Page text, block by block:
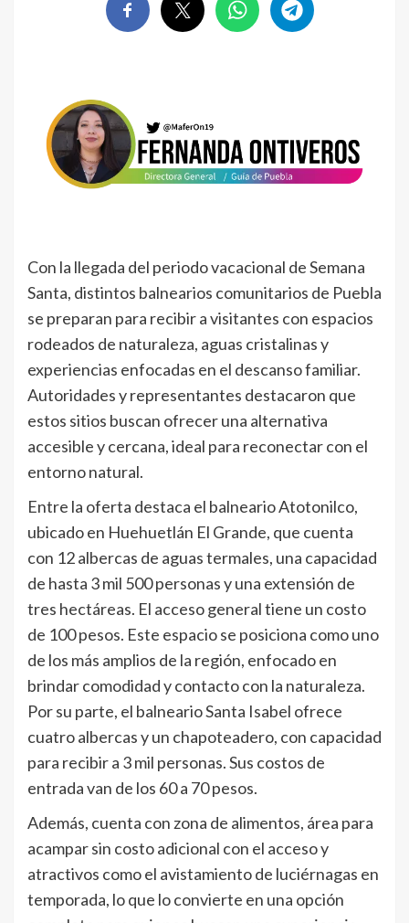
Con la llegada del periodo vacacional de Semana
Santa, distintos balnearios comunitarios de Puebla
se preparan para recibir a visitantes con espacios
rodeados de naturaleza, aguas cristalinas y
experiencias enfocadas en el descanso familiar.
Autoridades y representantes destacaron que
estos sitios buscan ofrecer una alternativa
accesible y cercana, ideal para reconectar con el
entorno natural.
Entre la oferta destaca el balneario Atotonilco,
ubicado en Huehuetlán El Grande, que cuenta
con 12 albercas de aguas termales, una capacidad
de hasta 3 mil 500 personas y una extensión de
tres hectáreas. El acceso general tiene un costo
de 100 pesos. Este espacio se posiciona como uno
de los más amplios de la región, enfocado en
brindar comodidad y contacto con la naturaleza.
Por su parte, el balneario Santa Isabel ofrece
cuatro albercas y un chapoteadero, con capacidad
para recibir a 3 mil personas. Sus costos de
entrada van de los 60 a 70 pesos.
Además, cuenta con zona de alimentos, área para
acampar sin costo adicional con el acceso y
atractivos como el avistamiento de luciérnagas en
temporada, lo que lo convierte en una opción